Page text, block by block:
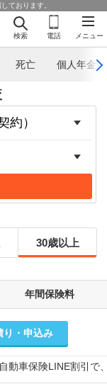
ております。
メニュー
検索 電話
死亡 個人年金
30歳以上
年間保険料
り・申込み
動車保険LINE割引で